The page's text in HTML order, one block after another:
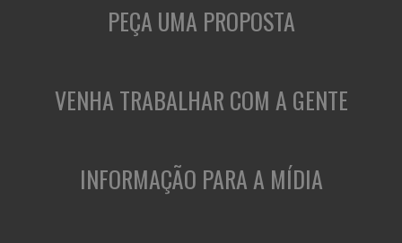
PEÇA UMA PROPOSTA
VENHA TRABALHAR COM A GENTE
INFORMAÇÃO PARA A MÍDIA